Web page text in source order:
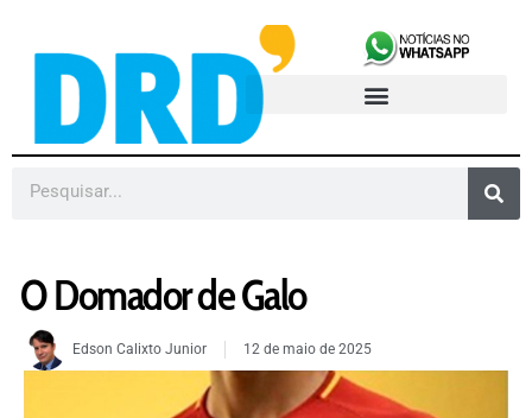
O Domador de Galo
Edson Calixto Junior 12 de maio de 2025